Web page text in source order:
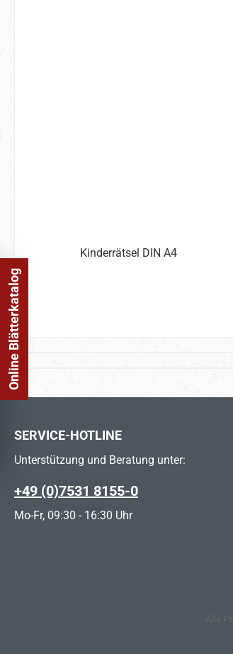
Kinderrätsel DIN A4
SERVICE-HOTLINE
Unterstützung und Beratung unter:
+49 (0)7531 8155-0
Mo-Fr, 09:30 - 16:30 Uhr
Alle
Online Blätterkatalog